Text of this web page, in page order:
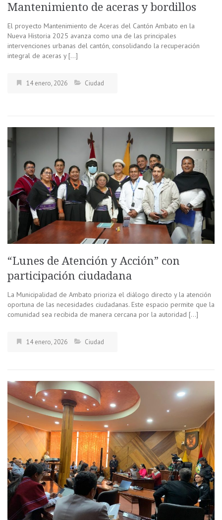
Mantenimiento de aceras y bordillos
El proyecto Mantenimiento de Aceras del Cantón Ambato en la
Nueva Historia 2025 avanza como una de las principales
intervenciones urbanas del cantón, consolidando la recuperación
integral de aceras y […]
14 enero, 2026 Ciudad
“Lunes de Atención y Acción” con
participación ciudadana
La Municipalidad de Ambato prioriza el diálogo directo y la atención
oportuna de las necesidades ciudadanas. Este espacio permite que la
comunidad sea recibida de manera cercana por la autoridad […]
14 enero, 2026 Ciudad